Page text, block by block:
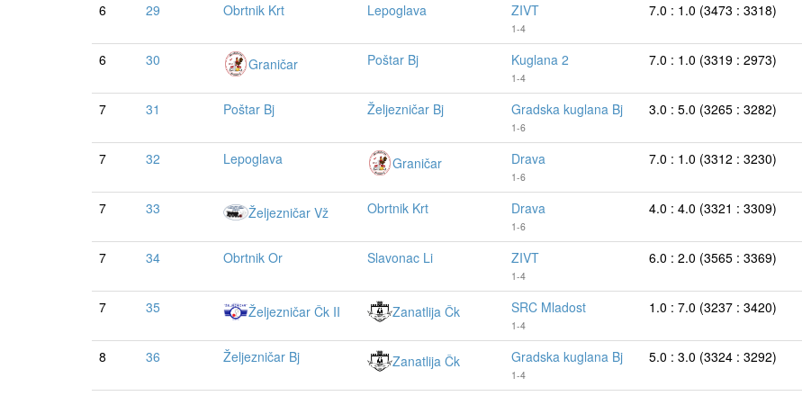
6 29 Obrtnik Krt Lepoglava ZIVT
1-4
7.0 : 1.0 (3473 : 3318)
6 30 Graničar Poštar Bj Kuglana 2
1-4
7.0 : 1.0 (3319 : 2973)
7 31 Poštar Bj Željezničar Bj Gradska kuglana Bj
1-6
3.0 : 5.0 (3265 : 3282)
7 32 Lepoglava Graničar Drava
1-6
7.0 : 1.0 (3312 : 3230)
7 33 Željezničar Vž Obrtnik Krt Drava
1-6
4.0 : 4.0 (3321 : 3309)
7 34 Obrtnik Or Slavonac Li ZIVT
1-4
6.0 : 2.0 (3565 : 3369)
7 35 Željezničar Čk II Zanatlija Čk SRC Mladost
1-4
1.0 : 7.0 (3237 : 3420)
8 36 Željezničar Bj Zanatlija Čk Gradska kuglana Bj
1-4
5.0 : 3.0 (3324 : 3292)